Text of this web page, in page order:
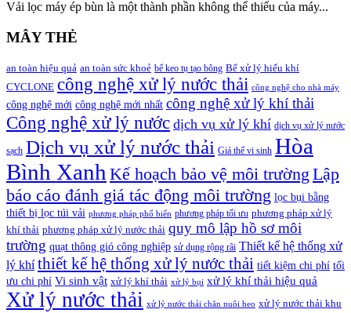
Vải lọc máy ép bùn là một thành phần không thể thiếu của máy...
MÂY THẺ
an toàn hiệu quả an toàn sức khoẻ bể keo tụ tạo bông Bể xử lý hiếu khí
CYCLONE công nghệ xử lý nước thải công nghệ cho nhà máy
công nghệ mới công nghệ mới nhất công nghệ xử lý khí thải
Công nghệ xử lý nước dịch vụ xử lý khí dịch vụ xử lý nước
sạch Dịch vụ xử lý nước thải Giá thể vi sinh Hòa
Bình Xanh Kế hoạch bảo vệ môi trường Lập
báo cáo đánh giá tác động môi trường lọc bụi bằng
thiết bị lọc túi vải phương pháp phổ biến phương pháp tối ưu phương pháp xử lý
khí thải phương pháp xử lý nước thải quy mô lập hồ sơ môi
trường quạt thông gió công nghiệp sử dụng rộng rãi Thiết kế hệ thống xử
lý khí thiết kế hệ thống xử lý nước thải tiết kiệm chi phí tối
ưu chi phí Vi sinh vật xử lý khí thải xử lý bụi xử lý khí thải hiệu quả
Xử lý nước thải xử lý nước thải chăn nuôi heo xử lý nước thải khu